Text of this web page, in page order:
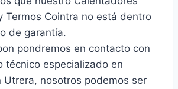
Termos Cointra no está dentro
de garantía.
pondremos en contacto con
técnico especializado en
Utrera, nosotros podemos ser